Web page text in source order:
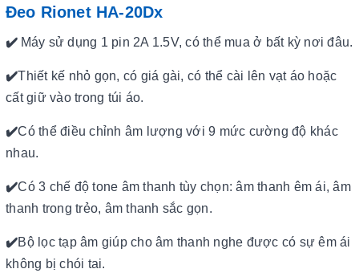
Đeo Rionet HA-20Dx
✔️ Máy sử dụng 1 pin 2A 1.5V, có thể mua ở bất kỳ nơi đâu.
✔️Thiết kế nhỏ gọn, có giá gài, có thể cài lên vạt áo hoặc
cất giữ vào trong túi áo.
✔️Có thể điều chỉnh âm lượng với 9 mức cường độ khác
nhau.
✔️Có 3 chế độ tone âm thanh tùy chọn: âm thanh êm ái, âm
thanh trong trẻo, âm thanh sắc gọn.
✔️Bộ lọc tạp âm giúp cho âm thanh nghe được có sự êm ái
không bị chói tai.